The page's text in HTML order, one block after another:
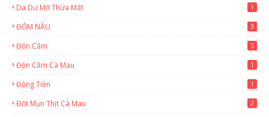
Da Dư Mỡ Thừa Mắt 1
ĐỐM NÂU 3
Độn Cằm 5
Độn Cằm Cà Mau 1
Đồng Tiền 1
Đốt Mụn Thịt Cà Mau 2